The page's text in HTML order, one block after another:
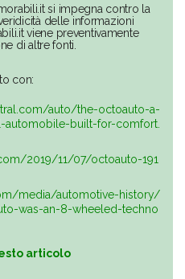
si impegna contro la
delle informazioni
viene preventivamente
di altre fonti.
con:
auto/the-octoauto-a-
automobile-built-for-comfort.
2019/11/07/octoauto-191
media/automotive-history/
was-an-8-wheeled-techno
articolo